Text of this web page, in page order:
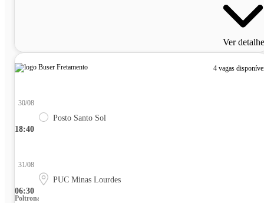
Ver
4 vagas
18:40
30/08
Posto Santo Sol
06:30
31/08
PUC Minas Lourdes
Poltrona